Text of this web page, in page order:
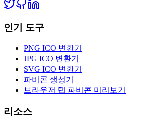
인기 도구
PNG ICO 변환기
JPG ICO 변환기
SVG ICO 변환기
파비콘 생성기
브라우저 탭 파비콘 미리보기
리소스